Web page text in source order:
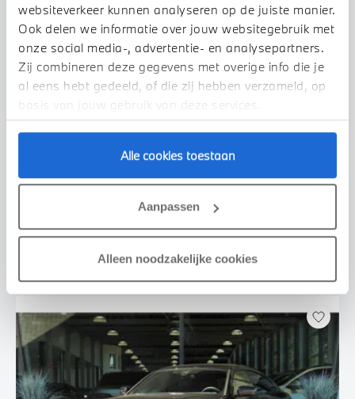
websiteverkeer kunnen analyseren op de juiste manier.
Ook delen we informatie over jouw websitegebruik met
onze social media-, advertentie- en analysepartners.
Zij combineren deze gegevens met overige info die je
al eens hebt gedeeld, of die zij hebben verzameld, op
basis van jouw gebruik van deze services.
Alle cookies toestaan
Aanpassen
Alleen noodzakelijke cookies
Uden
€ 69.950of€ 1.324p/m
Bekijk details